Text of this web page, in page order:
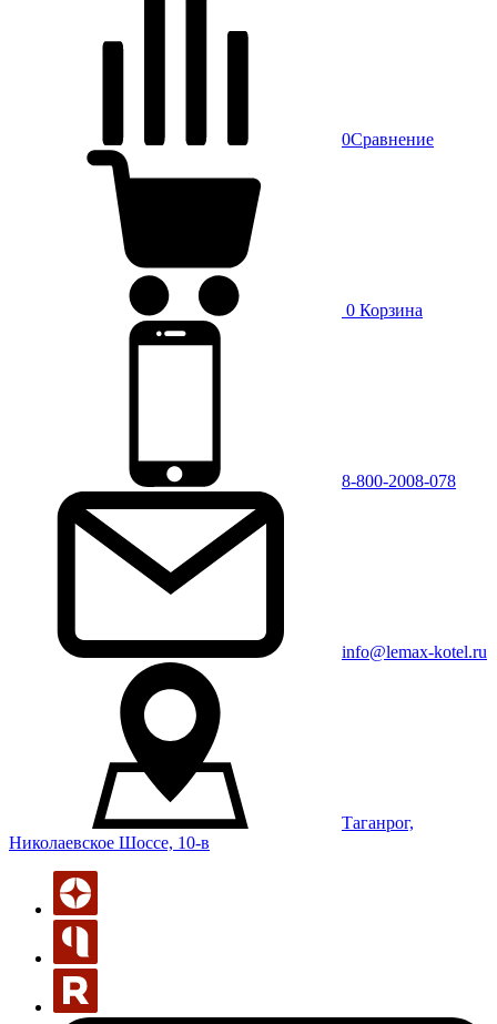
0Сравнение
0 Корзина
8-800-2008-078
info@lemax-kotel.ru
Таганрог,
Николаевское Шоссе, 10-в